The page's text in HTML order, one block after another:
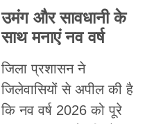
उमंग और सावधानी के
साथ मनाएं नव वर्ष
जिला प्रशासन ने
जिलेवासियों से अपील की है
कि नव वर्ष 2026 को पूरे